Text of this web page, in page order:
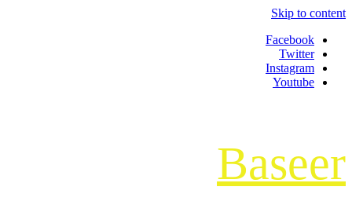
Skip to content
Facebook
Twitter
Instagram
Youtube
Baseer